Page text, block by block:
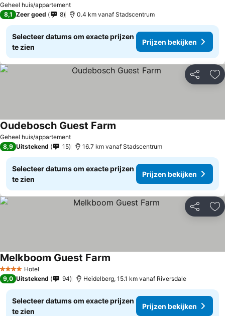
Geheel huis/appartement
8,1 Zeer goed 8 0.4 km vanaf Stadscentrum
Selecteer datums om exacte prijzen
te zien
Prijzen bekijken
Delen
Geheel huis/appartement
Oudebosch Guest Farm
8,9 Uitstekend 15 16.7 km vanaf Stadscentrum
Selecteer datums om exacte prijzen
te zien
Prijzen bekijken
Delen
4 SterrenHotel
Melkboom Guest Farm
9,0 Uitstekend 94 Heidelberg, 15.1 km vanaf Riversdale
Selecteer datums om exacte prijzen
te zien
Prijzen bekijken